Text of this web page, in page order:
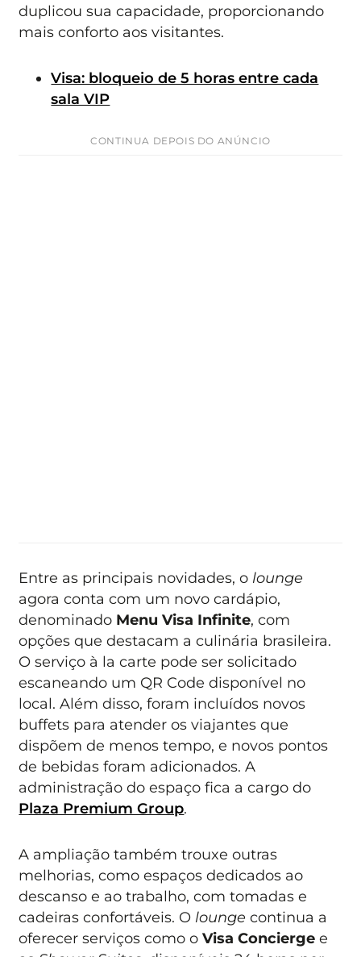
duplicou sua capacidade, proporcionando
mais conforto aos visitantes.
Visa: bloqueio de 5 horas entre cada
sala VIP
CONTINUA DEPOIS DO ANÚNCIO
Entre as principais novidades, o lounge
agora conta com um novo cardápio,
denominado Menu Visa Infinite, com
opções que destacam a culinária brasileira.
O serviço à la carte pode ser solicitado
escaneando um QR Code disponível no
local. Além disso, foram incluídos novos
buffets para atender os viajantes que
dispõem de menos tempo, e novos pontos
de bebidas foram adicionados. A
administração do espaço fica a cargo do
Plaza Premium Group.
A ampliação também trouxe outras
melhorias, como espaços dedicados ao
descanso e ao trabalho, com tomadas e
cadeiras confortáveis. O loungecontinua a
oferecer serviços como oVisa Concierge e